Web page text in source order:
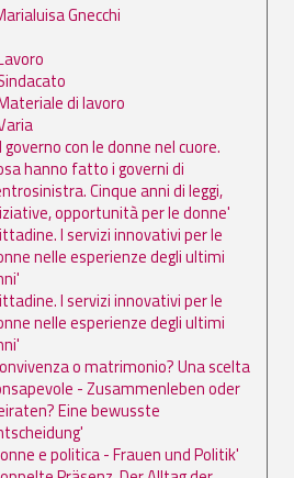
Gnecchi
di lavoro
governo con le donne nel cuore.
hanno fatto i governi di
Cinque anni di leggi,
opportunità per le donne'
I servizi innovativi per le
nelle esperienze degli ultimi
I servizi innovativi per le
nelle esperienze degli ultimi
o matrimonio? Una scelta
- Zusammenleben oder
Eine bewusste
e politica - Frauen und Politik'